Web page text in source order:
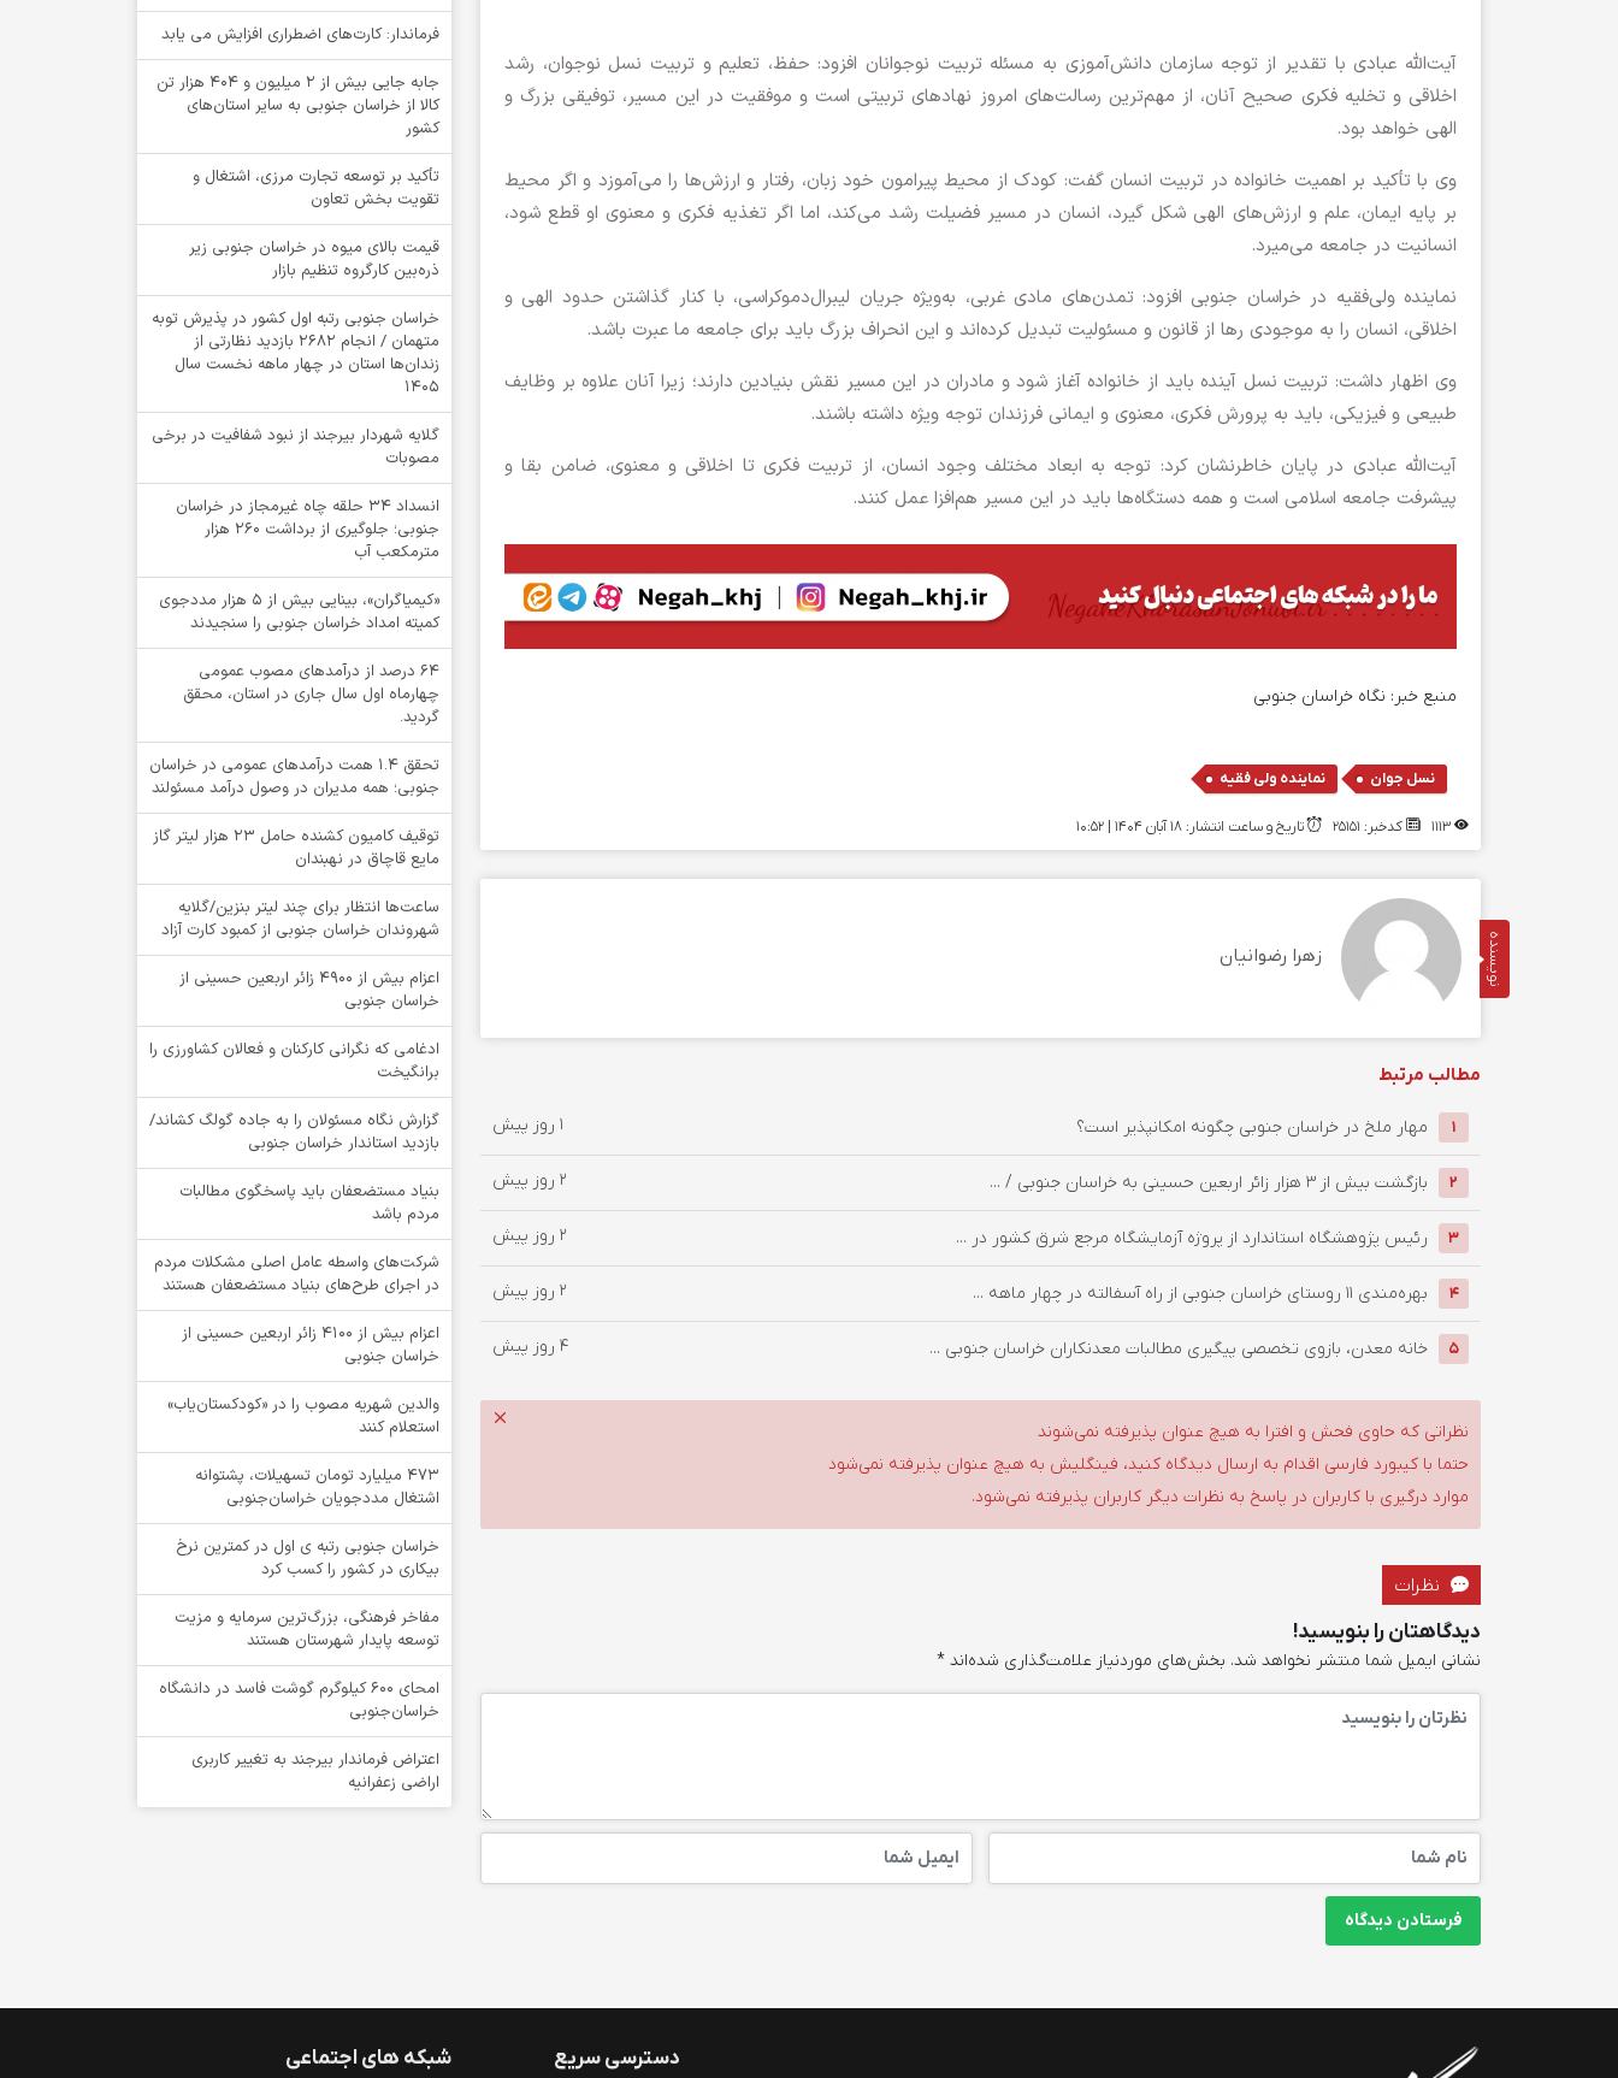
آیت‌الله عبادی با تقدیر از توجه سازمان دانش‌آموزی به مسئله تربیت نوجوانان افزود: حفظ، تعلیم و تربیت نسل نوجوان، رشد
اخلاقی و تخلیه فکری صحیح آنان، از مهم‌ترین رسالت‌های امروز نهادهای تربیتی است و موفقیت در این مسیر، توفیقی بزرگ و
الهی خواهد بود.
وی با تأکید بر اهمیت خانواده در تربیت انسان گفت: کودک از محیط پیرامون خود زبان، رفتار و ارزش‌ها را می‌آموزد و اگر محیط
بر پایه ایمان، علم و ارزش‌های الهی شکل گیرد، انسان در مسیر فضیلت رشد می‌کند، اما اگر تغذیه فکری و معنوی او قطع شود،
انسانیت در جامعه می‌میرد.
نماینده ولی‌فقیه در خراسان جنوبی افزود: تمدن‌های مادی غربی، به‌ویژه جریان لیبرال‌دموکراسی، با کنار گذاشتن حدود الهی و
اخلاقی، انسان را به موجودی رها از قانون و مسئولیت تبدیل کرده‌اند و این انحراف بزرگ باید برای جامعه ما عبرت باشد.
وی اظهار داشت: تربیت نسل آینده باید از خانواده آغاز شود و مادران در این مسیر نقش بنیادین دارند؛ زیرا آنان علاوه بر وظایف
طبیعی و فیزیکی، باید به پرورش فکری، معنوی و ایمانی فرزندان توجه ویژه داشته باشند.
آیت‌الله عبادی در پایان خاطرنشان کرد: توجه به ابعاد مختلف وجود انسان، از تربیت فکری تا اخلاقی و معنوی، ضامن بقا و
پیشرفت جامعه اسلامی است و همه دستگاه‌ها باید در این مسیر هم‌افزا عمل کنند.
منبع خبر: نگاه خراسان جنوبی
نسل جوان , نماینده ولی فقیه
کدخبر: 25151 تاریخ و ساعت انتشار: ۱۸ آبان ۱۴۰۴ | 10:52
نویسنده زهرا رضوانیان
مطالب مرتبط
1 ‌مهار ملخ در خراسان جنوبی چگونه امکانپذیر است؟ 1 روز پیش
2 بازگشت بیش از ۳ هزار زائر اربعین حسینی به خراسان جنوبی / ... 2 روز پیش
3 رئیس پژوهشگاه استاندارد از پروژه آزمایشگاه مرجع شرق کشور در ... 2 روز پیش
4 بهره‌مندی ۱۱ روستای خراسان جنوبی از راه آسفالته در چهار ماهه ... 2 روز پیش
5 خانه معدن، بازوی تخصصی پیگیری مطالبات معدنکاران خراسان جنوبی ... 4 روز پیش
نظراتی که حاوی فحش و افترا به هیچ عنوان پذیرفته نمی‌شوند
حتما با کیبورد فارسی اقدام به ارسال دیدگاه کنید، فینگلیش به هیچ عنوان پذیرفته نمی‌شود
موارد درگیری با کاربران در پاسخ به نظرات دیگر کاربران پذیرفته نمی‌شود.
نظرات
دیدگاهتان را بنویسید!
نشانی ایمیل شما منتشر نخواهد شد. بخش‌های موردنیاز علامت‌گذاری شده‌اند *
فرماندار: کارت‌های اضطراری افزایش می یابد
جابه جایی بیش از 2 میلیون و 404 هزار تن
کالا از خراسان جنوبی به سایر استان‌های
کشور
تأکید بر توسعه تجارت مرزی، اشتغال و
تقویت بخش تعاون
قیمت بالای میوه در خراسان جنوبی زیر
ذره‌بین کارگروه تنظیم بازار
خراسان جنوبی رتبه اول کشور در پذیرش توبه
متهمان / انجام ۲۶۸۲ بازدید نظارتی از
زندان‌ها استان در چهار ماهه نخست سال
1405
گلایه شهردار بیرجند از نبود شفافیت در برخی
مصوبات
انسداد ۳۴ حلقه چاه غیرمجاز در خراسان
جنوبی؛ جلوگیری از برداشت ۲۶۰ هزار
مترمکعب آب
«کیمیاگران»، بینایی بیش از ۵ هزار مددجوی
کمیته امداد خراسان جنوبی را سنجیدند
64 درصد از درآمدهای مصوب عمومی
چهارماه اول سال جاری در استان، محقق
گردید.
تحقق ۱.۴ همت درآمدهای عمومی در خراسان
جنوبی؛ همه مدیران در وصول درآمد مسئولند
توقيف کامیون کشنده حامل 23 هزار لیتر گاز
مایع قاچاق در نهبندان
ساعت‌ها انتظار برای چند لیتر بنزین/گلایه
شهروندان خراسان جنوبی از کمبود کارت آزاد
اعزام بیش از 4900 زائر اربعین حسینی از
خراسان جنوبی
ادغامی که نگرانی کارکنان و فعالان کشاورزی را
برانگیخت
گزارش نگاه مسئولان را به جاده گولگ کشاند/
بازدید استاندار خراسان جنوبی
بنیاد مستضعفان باید پاسخگوی مطالبات
مردم باشد
شرکت‌های واسطه عامل اصلی مشکلات مردم
در اجرای طرح‌های بنیاد مستضعفان هستند
اعزام بیش از 4100 زائر اربعین حسینی از
خراسان جنوبی
والدین شهریه مصوب را در «کودکستان‌یاب»
استعلام کنند
۴۷۳ میلیارد تومان تسهیلات، پشتوانه
اشتغال مددجویان خراسان‌جنوبی
خراسان جنوبی رتبه ی اول در کمترین نرخ
بیکاری در کشور را کسب کرد
مفاخر فرهنگی، بزرگ‌ترین سرمایه و مزیت
توسعه پایدار شهرستان هستند
امحای ۶۰۰ کیلوگرم گوشت فاسد در دانشگاه
خراسان‌جنوبی
اعتراض فرماندار بیرجند به تغییر کاربری
اراضی زعفرانیه
دسترسی سریع شبکه های اجتماعی